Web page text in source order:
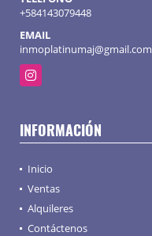
+584143079448
EMAIL
inmoplatinumaj@gmail.com
Instagram
INFORMACIÓN
Inicio
Ventas
Alquileres
Contáctenos